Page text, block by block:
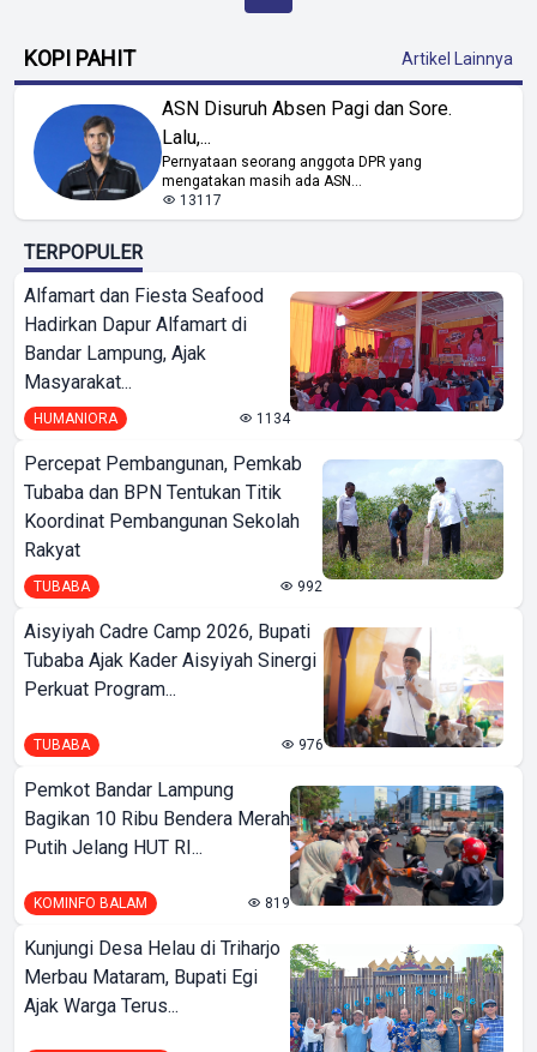
KOPI PAHIT Artikel Lainnya
ASN Disuruh Absen Pagi dan Sore.
Lalu,...
Pernyataan seorang anggota DPR yang
mengatakan masih ada ASN...
13117
TERPOPULER
Alfamart dan Fiesta Seafood
Hadirkan Dapur Alfamart di
Bandar Lampung, Ajak
Masyarakat...
HUMANIORA 1134
Percepat Pembangunan, Pemkab
Tubaba dan BPN Tentukan Titik
Koordinat Pembangunan Sekolah
Rakyat
TUBABA 992
Aisyiyah Cadre Camp 2026, Bupati
Tubaba Ajak Kader Aisyiyah Sinergi
Perkuat Program...
TUBABA 976
Pemkot Bandar Lampung
Bagikan 10 Ribu Bendera Merah
Putih Jelang HUT RI...
KOMINFO BALAM 819
Kunjungi Desa Helau di Triharjo
Merbau Mataram, Bupati Egi
Ajak Warga Terus...